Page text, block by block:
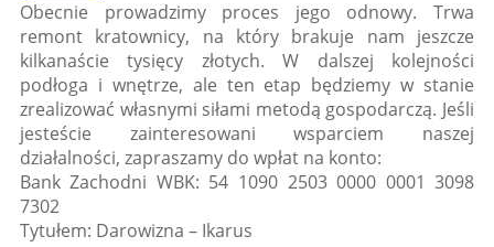
Obecnie prowadzimy proces jego odnowy. Trwa
remont kratownicy, na który brakuje nam jeszcze
kilkanaście tysięcy złotych. W dalszej kolejności
podłoga i wnętrze, ale ten etap będziemy w stanie
zrealizować własnymi siłami metodą gospodarczą. Jeśli
jesteście zainteresowani wsparciem naszej
działalności, zapraszamy do wpłat na konto:
Bank Zachodni WBK: 54 1090 2503 0000 0001 3098
7302
Tytułem: Darowizna – Ikarus